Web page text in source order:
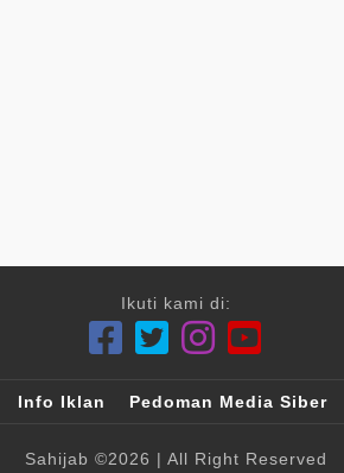
Ikuti kami di:
Info Iklan Pedoman Media Siber
Sahijab ©2026 | All Right Reserved